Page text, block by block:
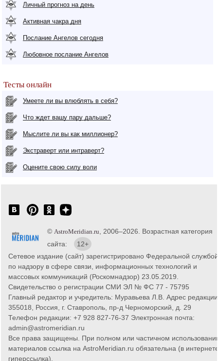
Личный прогноз на день
Активная чакра дня
Послание Ангелов сегодня
Любовное послание Ангелов
Тесты онлайн
Умеете ли вы влюблять в себя?
Что ждет вашу пару дальше?
Мыслите ли вы как миллионер?
Экстраверт или интраверт?
Оцените свою силу воли
© AstroMeridian.ru , 2006–2026. Возрастная категория
сайта:
12+
Сетевое издание (сайт) зарегистрировано Федеральной службой
по надзору в сфере связи, информационных технологий и
массовых коммуникаций (Роскомнадзор) 23.05.2019.
Свидетельство о регистрации СМИ ЭЛ № ФС 77 - 75795
Главный редактор и учредитель: Муравьева Л.В. Адрес
355018, Россия, г. Ставрополь, пр-д Черноморский, д. 29
Телефон редакции: +7 928 827-76-37 Электронная почта:
admin@astromeridian.ru
Все права защищены. При полном или частичном
материалов ссылка на AstroMeridian.ru обязательна (в
гиперссылка).